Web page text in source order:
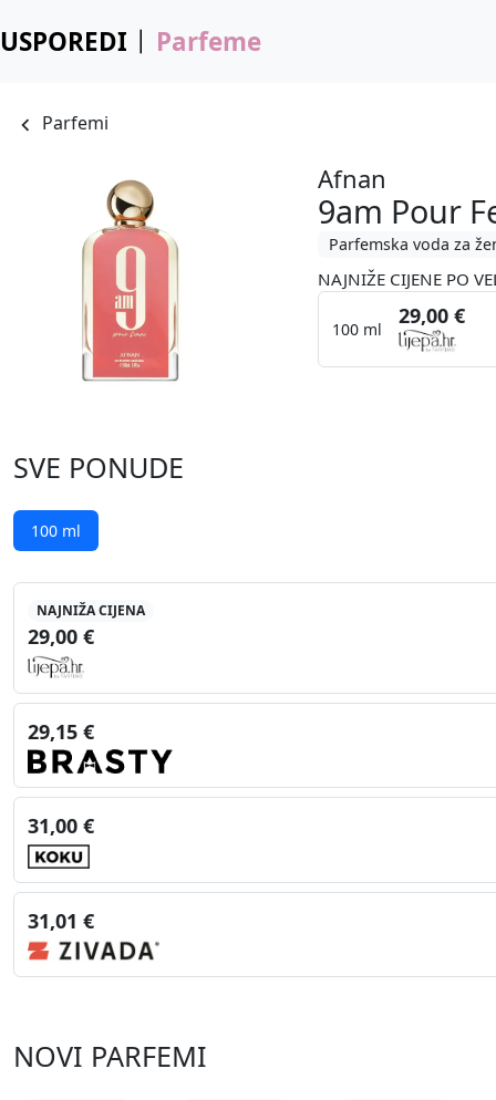
USPOREDI Parfeme
Parfemi
Afnan
9am Pour
Parfemska voda za
NAJNIŽE CIJENE PO
100 ml
29,00 €
SVE PONUDE
100 ml
NAJNIŽA CIJENA
29,00 €
29,15 €
31,00 €
31,01 €
NOVI PARFEMI